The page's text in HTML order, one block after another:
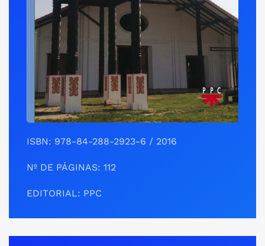
ISBN: 978-84-288-2923-6 / 2016
Nº DE PÁGINAS: 112
EDITORIAL: PPC